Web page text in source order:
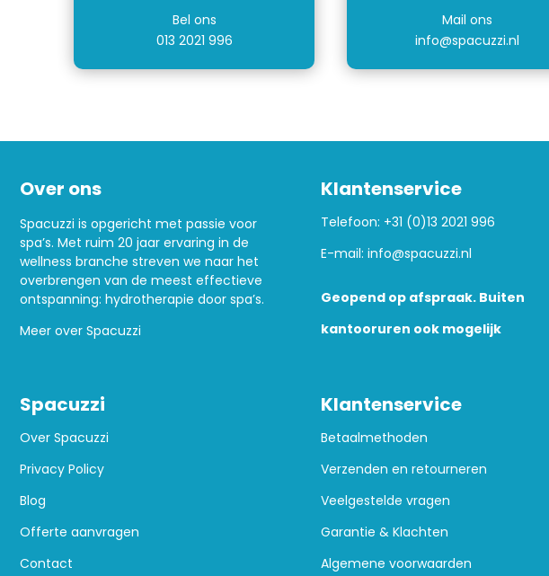
Bel ons
013 2021 996
Mail ons
info@spacuzzi.nl
Over ons
Spacuzzi is opgericht met passie voor
spa’s. Met ruim 20 jaar ervaring in de
wellness branche streven we naar het
overbrengen van de meest effectieve
ontspanning: hydrotherapie door spa’s.
Meer over Spacuzzi
Klantenservice
Telefoon: +31 (0)13 2021 996
E-mail: info@spacuzzi.nl
Geopend op afspraak. Buiten
kantooruren ook mogelijk
Spacuzzi
Over Spacuzzi
Privacy Policy
Blog
Offerte aanvragen
Contact
Klantenservice
Betaalmethoden
Verzenden en retourneren
Veelgestelde vragen
Garantie & Klachten
Algemene voorwaarden